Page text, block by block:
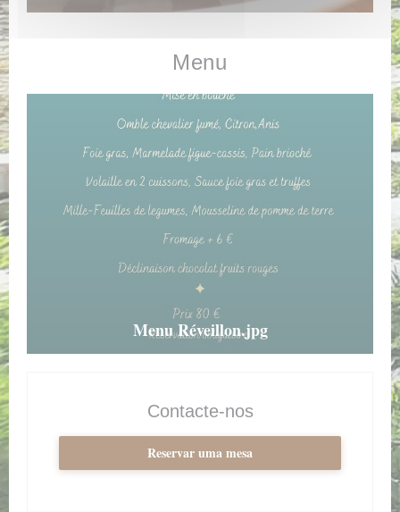
Menu
Menu Réveillon.jpg
Contacte-nos
Reservar uma mesa